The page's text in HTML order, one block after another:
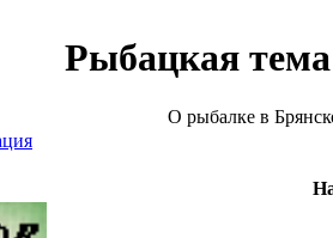
Рыбацкая
О рыбалке в